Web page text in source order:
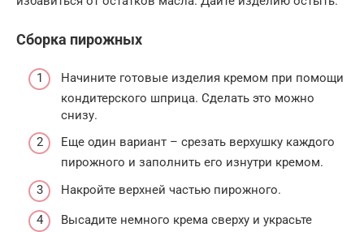
Сборка пирожных
Начините готовые изделия кремом при помощи
кондитерского шприца. Сделать это можно
снизу.
Еще один вариант – срезать верхушку каждого
пирожного и заполнить его изнутри кремом.
Накройте верхней частью пирожного.
Высадите немного крема сверху и украсьте